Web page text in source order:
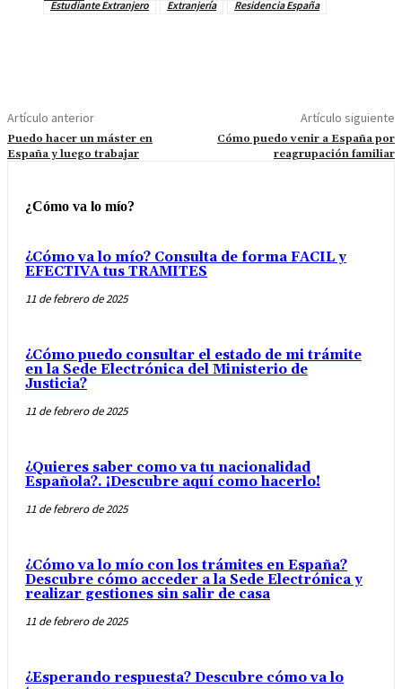
Estudiante Extranjero Extranjería Residencia España
Artículo anterior
Puedo hacer un máster en
España y luego trabajar
Artículo siguiente
Cómo puedo venir a España por
reagrupación familiar
¿Cómo va lo mío?
¿Cómo va lo mío? Consulta de forma FACIL y
EFECTIVA tus TRAMITES
11 de febrero de 2025
¿Cómo puedo consultar el estado de mi trámite
en la Sede Electrónica del Ministerio de
Justicia?
11 de febrero de 2025
¿Quieres saber como va tu nacionalidad
Española?. ¡Descubre aquí como hacerlo!
11 de febrero de 2025
¿Cómo va lo mío con los trámites en España?
Descubre cómo acceder a la Sede Electrónica y
realizar gestiones sin salir de casa
11 de febrero de 2025
¿Esperando respuesta? Descubre cómo va lo